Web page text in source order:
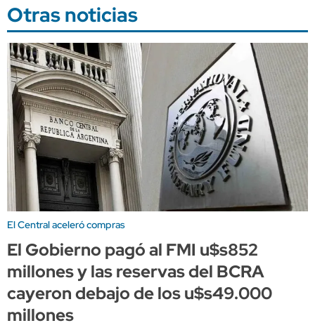
Otras noticias
El Central aceleró compras
El Gobierno pagó al FMI u$s852
millones y las reservas del BCRA
cayeron debajo de los u$s49.000
millones